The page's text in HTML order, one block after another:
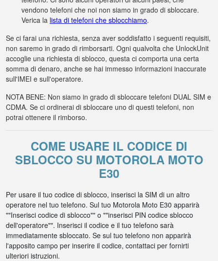
vendono telefoni che noi non siamo in grado di sbloccare.
Verica la lista di telefoni che sblocchiamo.
Se ci farai una richiesta, senza aver soddisfatto i seguenti requisiti,
non saremo in grado di rimborsarti. Ogni qualvolta che UnlockUnit
accoglie una richiesta di sblocco, questa ci comporta una certa
somma di denaro, anche se hai immesso informazioni inaccurate
sull'IMEI e sull'operatore.
NOTA BENE: Non siamo in grado di sbloccare telefoni DUAL SIM e
CDMA. Se ci ordinerai di sbloccare uno di questi telefoni, non
potrai ottenere il rimborso.
COME USARE IL CODICE DI
SBLOCCO SU MOTOROLA MOTO
E30
Per usare il tuo codice di sblocco, inserisci la SIM di un altro
operatore nel tuo telefono. Sul tuo Motorola Moto E30 apparirà
""Inserisci codice di sblocco"" o ""inserisci PIN codice sblocco
dell'operatore"". Inserisci il codice e il tuo telefono sarà
immediatamente sbloccato. Se sul tuo telefono non apparirà
l'apposito campo per inserire il codice, contattaci per fornirti
ulteriori istruzioni.